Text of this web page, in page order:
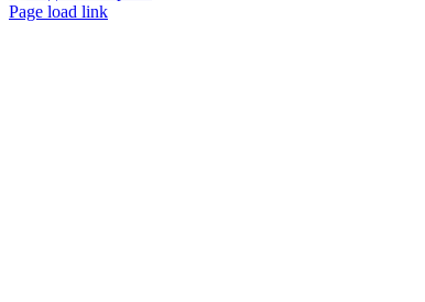
Вконтакте
Одноклассники
Page load link